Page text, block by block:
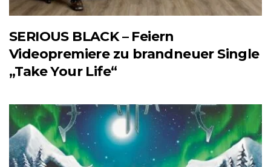
SERIOUS BLACK – Feiern
Videopremiere zu brandneuer Single
„Take Your Life“